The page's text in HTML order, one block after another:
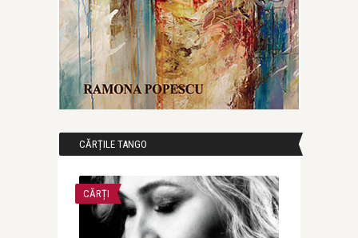
CĂRȚILE TANGO
CĂRȚI